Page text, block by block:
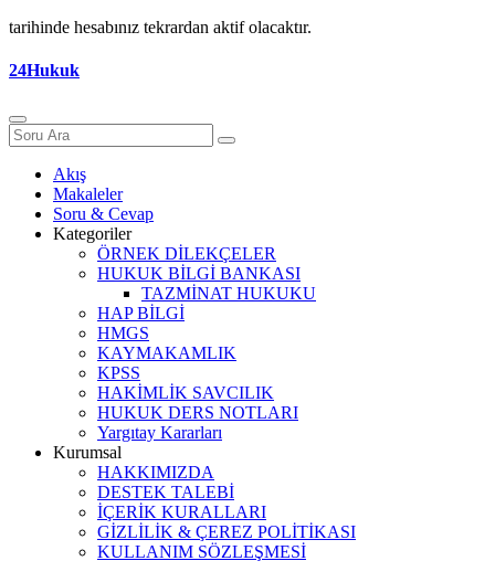
tarihinde hesabınız tekrardan aktif olacaktır.
24Hukuk
Akış
Makaleler
Soru & Cevap
Kategoriler
ÖRNEK DİLEKÇELER
HUKUK BİLGİ BANKASI
TAZMİNAT HUKUKU
HAP BİLGİ
HMGS
KAYMAKAMLIK
KPSS
HAKİMLİK SAVCILIK
HUKUK DERS NOTLARI
Yargıtay Kararları
Kurumsal
HAKKIMIZDA
DESTEK TALEBİ
İÇERİK KURALLARI
GİZLİLİK & ÇEREZ POLİTİKASI
KULLANIM SÖZLEŞMESİ